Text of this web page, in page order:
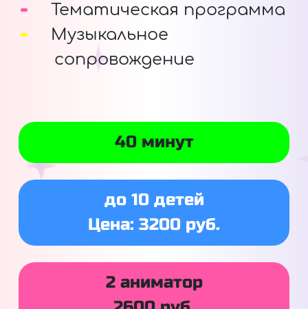
Тематическая программа
Музыкальное
сопровождение
40 минут
до 10 детей
Цена: 3200 руб.
2 аниматор